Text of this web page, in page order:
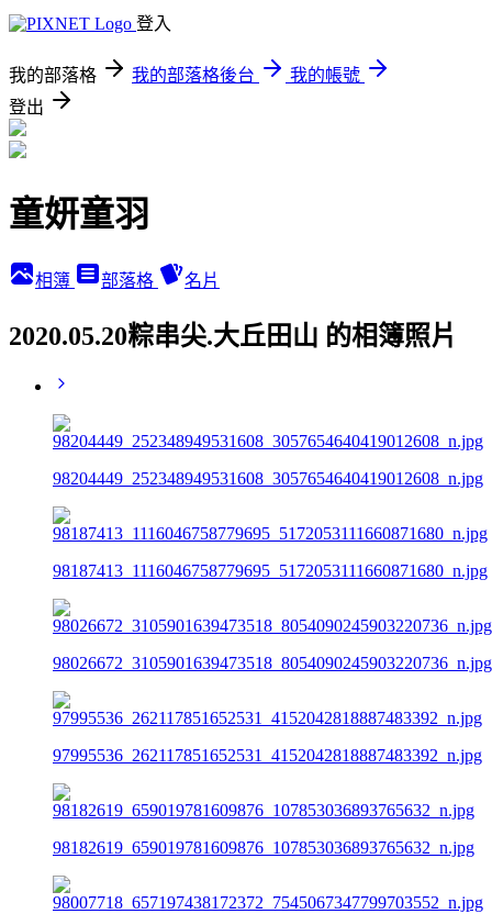
登入
我的部落格 我的部落格後台
我的帳號
登出
童妍童羽
相簿 部落格 名片
2020.05.20粽串尖.大丘田山 的相簿照片
98204449_252348949531608_3057654640419012608_n.jpg
98187413_1116046758779695_5172053111660871680_n.jpg
98026672_3105901639473518_8054090245903220736_n.jpg
97995536_262117851652531_4152042818887483392_n.jpg
98182619_659019781609876_107853036893765632_n.jpg